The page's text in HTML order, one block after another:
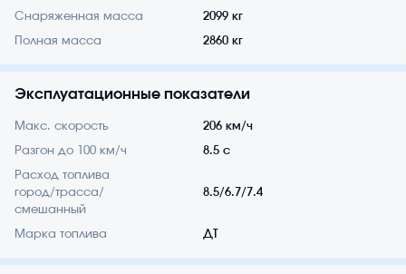
Снаряженная масса 2099 кг
Полная масса 2860 кг
Эксплуатационные показатели
Макс. скорость 206 км/ч
Разгон до 100 км/ч 8.5 с
Расход топлива
город/трасса/
смешанный
8.5/6.7/7.4
Марка топлива ДТ